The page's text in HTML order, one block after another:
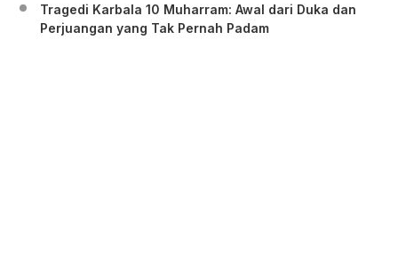
Tragedi Karbala 10 Muharram: Awal dari Duka dan
Perjuangan yang Tak Pernah Padam